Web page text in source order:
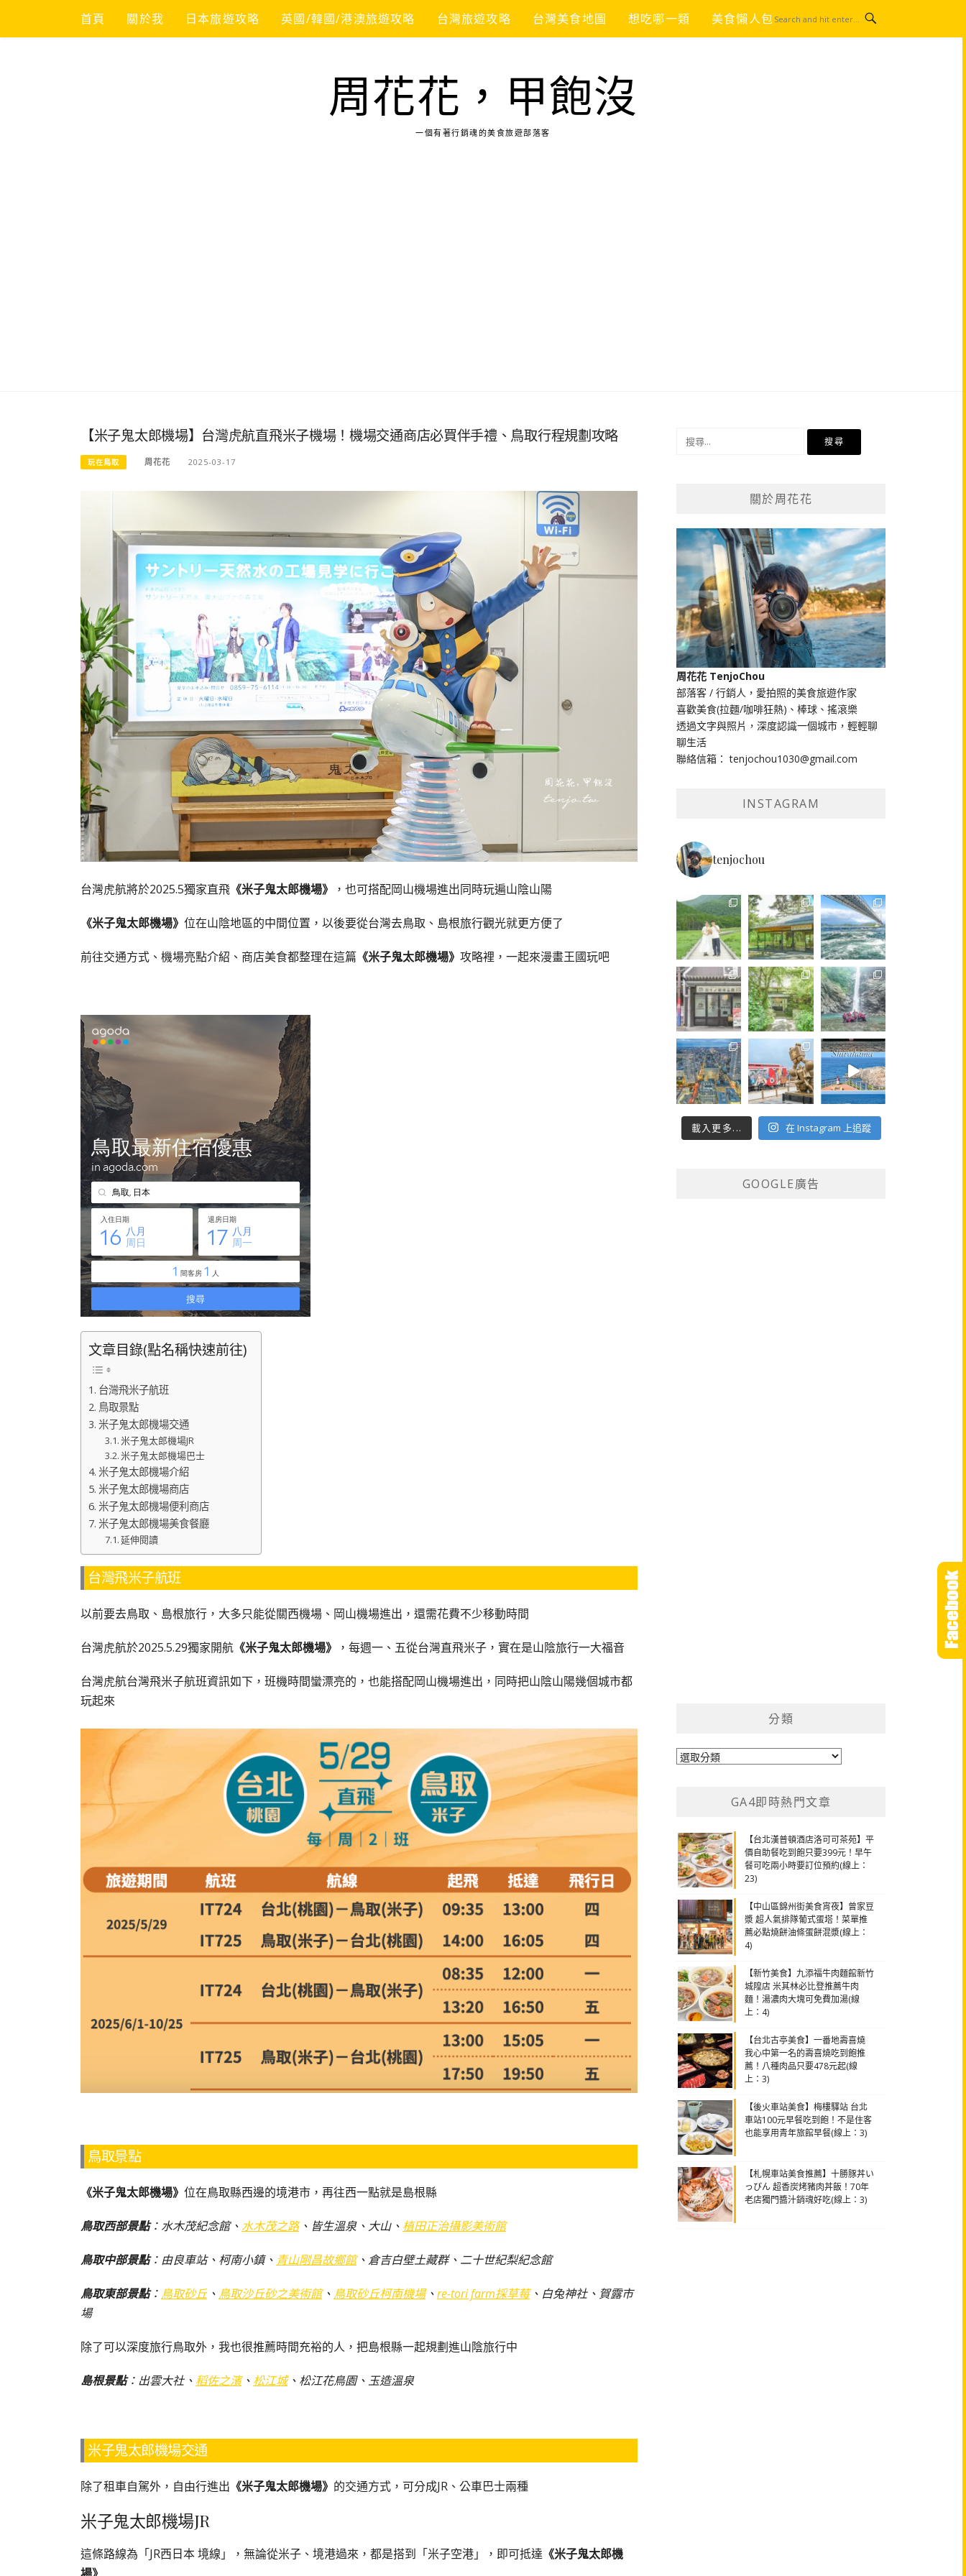
content
首頁 關於我 日本旅遊攻略 英國/韓國/港澳旅遊攻略 台灣旅遊攻略 台灣美食地圖 想吃哪一類 美食懶人包
周花花，甲飽沒
一個有著行銷魂的美食旅遊部落客
【米子鬼太郎機場】台灣虎航直飛米子機場！機場交通商店必買伴手禮、鳥取行程規劃攻略
玩在鳥取 周花花 2025-03-17
台灣虎航將於2025.5獨家直飛 《米子鬼太郎機場》 ，也可搭配岡山機場進出同時玩遍山陰山陽
《米子鬼太郎機場》 位在山陰地區的中間位置，以後要從台灣去鳥取、島根旅行觀光就更方便了
前往交通方式、機場亮點介紹、商店美食都整理在這篇 《米子鬼太郎機場》 攻略裡，一起來漫畫王國玩吧
文章目錄(點名稱快速前往)
台灣飛米子航班
鳥取景點
米子鬼太郎機場交通
米子鬼太郎機場JR
米子鬼太郎機場巴士
米子鬼太郎機場介紹
米子鬼太郎機場商店
米子鬼太郎機場便利商店
米子鬼太郎機場美食餐廳
延伸閱讀
台灣飛米子航班
以前要去鳥取、島根旅行，大多只能從關西機場、岡山機場進出，還需花費不少移動時間
台灣虎航於2025.5.29獨家開航 《米子鬼太郎機場》 ，每週一、五從台灣直飛米子，實在是山陰旅行一大福音
台灣虎航台灣飛米子航班資訊如下，班機時間蠻漂亮的，也能搭配岡山機場進出，同時把山陰山陽幾個城市都
玩起來
鳥取景點
《米子鬼太郎機場》 位在鳥取縣西邊的境港市，再往西一點就是島根縣
鳥取西部景點：水木茂紀念館、 水木茂之路、皆生溫泉、大山、 植田正治攝影美術館
鳥取中部景點：由良車站、柯南小鎮、 青山剛昌故鄉館、倉吉白壁土藏群、二十世紀梨紀念館
鳥取東部景點： 鳥取砂丘、 鳥取沙丘砂之美術館、 鳥取砂丘柯南機場、re-tori farm採草莓、白兔神社、賀露市
場
除了可以深度旅行鳥取外，我也很推薦時間充裕的人，把島根縣一起規劃進山陰旅行中
島根景點：出雲大社、 稻佐之濱、 松江城、松江花鳥園、玉造溫泉
米子鬼太郎機場交通
除了租車自駕外，自由行進出 《米子鬼太郎機場》 的交通方式，可分成JR、公車巴士兩種
米子鬼太郎機場JR
這條路線為「JR西日本 境線」，無論從米子、境港過來，都是搭到「米子空港」，即可抵達 《米子鬼太郎機
場》
關於周花花
周花花 TenjoChou
部落客 / 行銷人，愛拍照的美食旅遊作家
喜歡美食(拉麵/咖啡狂熱)、棒球、搖滾樂
透過文字與照片，深度認識一個城市，輕輕聊
聊生活
聯絡信箱： tenjochou1030@gmail.com
INSTAGRAM
tenjochou
載入更多... 在 Instagram 上追蹤
GOOGLE廣告
分類
分
GA4即時熱門文章
【台北漢普頓酒店洛可可茶苑】平
價自助餐吃到飽只要399元！早午
餐可吃兩小時要訂位預約(線上：
23)
【中山區錦州街美食宵夜】曾家豆
漿 超人氣排隊葡式蛋塔！菜單推
薦必點燒餅油條蛋餅混漿(線上：
4)
【新竹美食】九添福牛肉麵館新竹
城隍店 米其林必比登推薦牛肉
麵！湯濃肉大塊可免費加湯(線
上：4)
【台北古亭美食】一番地壽喜燒
我心中第一名的壽喜燒吃到飽推
薦！八種肉品只要478元起(線
上：3)
【後火車站美食】梅樓驛站 台北
車站100元早餐吃到飽！不是住客
也能享用青年旅館早餐(線上：3)
【札幌車站美食推薦】十勝豚丼い
っぴん 超香炭烤豬肉丼飯！70年
老店獨門醬汁銷魂好吃(線上：3)